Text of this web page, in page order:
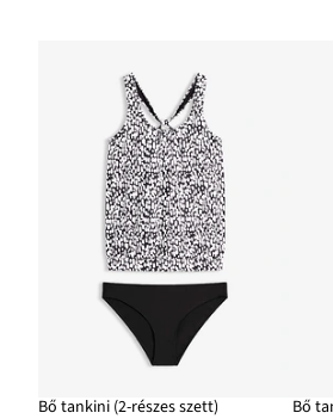
Bő tankini (2-részes szett)